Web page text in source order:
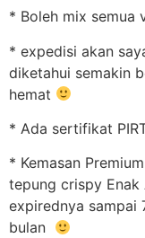
* Boleh mix semua
* expedisi akan
diketahui semakin
hemat
* Ada sertifikat
* Kemasan
tepung crispy Enak
expirednya sampai
bulan